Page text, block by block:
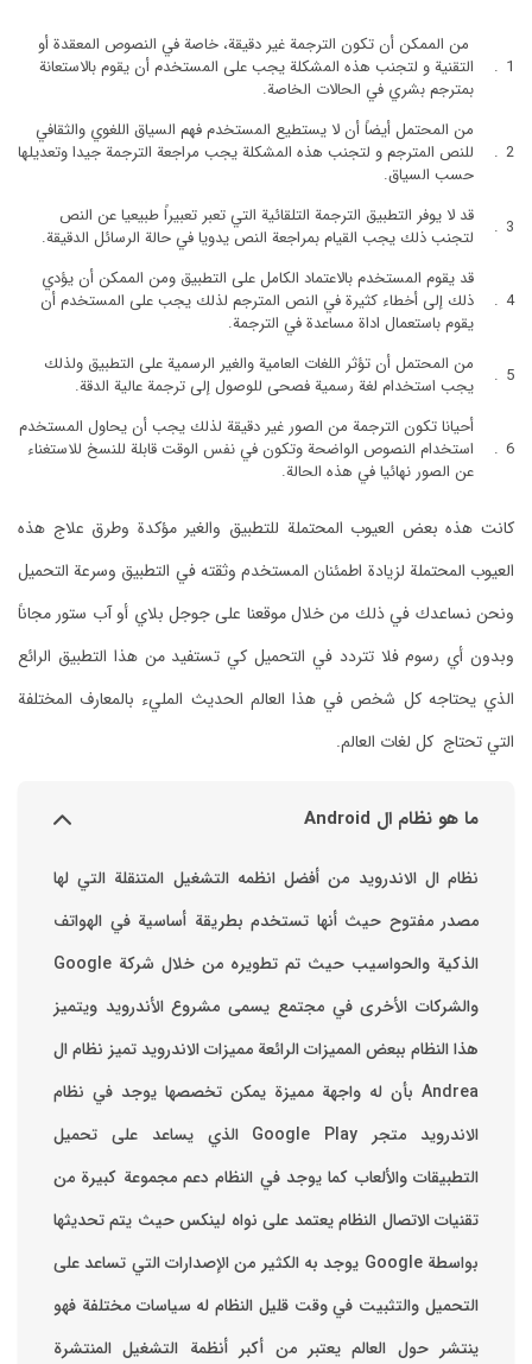
من الممكن أن تكون الترجمة غير دقيقة، خاصة في النصوص المعقدة أو
التقنية و لتجنب هذه المشكلة يجب على المستخدم أن يقوم بالاستعانة
بمترجم بشري في الحالات الخاصة.
من المحتمل أيضاً أن لا يستطيع المستخدم فهم السياق اللغوي والثقافي
للنص المترجم و لتجنب هذه المشكلة يجب مراجعة الترجمة جيدا وتعديلها
حسب السياق.
قد لا يوفر التطبيق الترجمة التلقائية التي تعبر تعبيراً طبيعيا عن النص
لتجنب ذلك يجب القيام بمراجعة النص يدويا في حالة الرسائل الدقيقة.
قد يقوم المستخدم بالاعتماد الكامل على التطبيق ومن الممكن أن يؤدي
ذلك إلى أخطاء كثيرة في النص المترجم لذلك يجب على المستخدم أن
يقوم باستعمال اداة مساعدة في الترجمة.
من المحتمل أن تؤثر اللغات العامية والغير الرسمية على التطبيق ولذلك
يجب استخدام لغة رسمية فصحى للوصول إلى ترجمة عالية الدقة.
أحيانا تكون الترجمة من الصور غير دقيقة لذلك يجب أن يحاول المستخدم
استخدام النصوص الواضحة وتكون في نفس الوقت قابلة للنسخ للاستغناء
عن الصور نهائيا في هذه الحالة.
كانت هذه بعض العيوب المحتملة للتطبيق والغير مؤكدة وطرق علاج هذه
العيوب المحتملة لزيادة اطمئنان المستخدم وثقته في التطبيق وسرعة التحميل
ونحن نساعدك في ذلك من خلال موقعنا على جوجل بلاي أو آب ستور مجاناً
وبدون أي رسوم فلا تتردد في التحميل كي تستفيد من هذا التطبيق الرائع
الذي يحتاجه كل شخص في هذا العالم الحديث المليء بالمعارف المختلفة
التي تحتاج كل لغات العالم.
ما هو نظام ال Android
نظام ال الاندرويد من أفضل انظمه التشغيل المتنقلة التي لها
مصدر مفتوح حيث أنها تستخدم بطريقة أساسية في الهواتف
والشركات الأخرى في مجتمع يسمى مشروع الأندرويد ويتميز
هذا النظام ببعض المميزات الرائعة ‏مميزات الاندرويد ‏تميز نظام ال
Andrea بأن له واجهة مميزة يمكن تخصصها ‏يوجد في نظام
الاندرويد متجر Google Play الذي يساعد على تحميل
التطبيقات والألعاب ‏كما يوجد في النظام دعم مجموعة كبيرة من
تقنيات الاتصال ‏النظام يعتمد على نواه لينكس حيث يتم تحديثها
بواسطة ‫Google‬ ‏يوجد به الكثير من الإصدارات التي تساعد على
التحميل والتثبيت في وقت قليل ‏النظام له سياسات مختلفة فهو
ينتشر حول العالم يعتبر من أكبر أنظمة التشغيل المنتشرة